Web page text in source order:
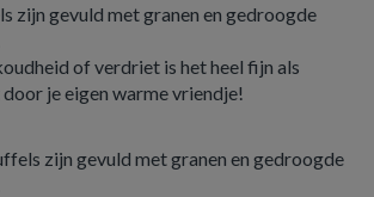
zijn gevuld met granen en gedroogde
of verdriet is het heel fijn als
je eigen warme vriendje!
zijn gevuld met granen en gedroogde